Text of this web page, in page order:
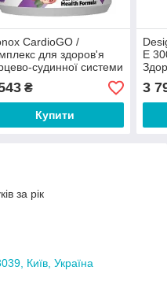
CardioGO /
для здоров'я
судинної системи
винограду 210 г
₴
Купити
E
3
за рік
Київ, Україна